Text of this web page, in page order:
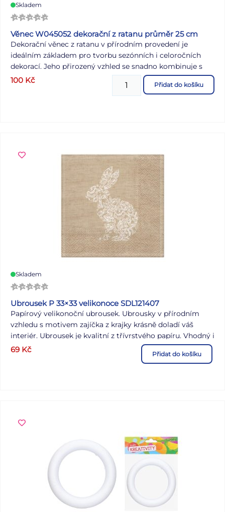
Skladem
Věnec W045052 dekorační z ratanu průměr 25 cm
Dekorační věnec z ratanu v přírodním provedení je
ideálním základem pro tvorbu sezónních i celoročních
dekorací. Jeho přirozený vzhled se snadno kombinuje s
květinami, stuhami, větvičkami nebo dalšími ozdobami
podle aktuálního ročního období. Věnec je vhodný k
100 Kč Přidat do košíku
Skladem
Ubrousek P 33×33 velikonoce SDL121407
Papírový velikonoční ubrousek. Ubrousky v přírodním
vzhledu s motivem zajíčka z krajky krásně doladí váš
interiér. Ubrousek je kvalitní z třívrstvého papíru. Vhodný i
na ubrouskovou techniku. MOTIV: zajíček POČET
UBROUSKŮ V BALENÍ: 20 ks Uvedená cena je za 1 ks
69 Kč Přidat do košíku